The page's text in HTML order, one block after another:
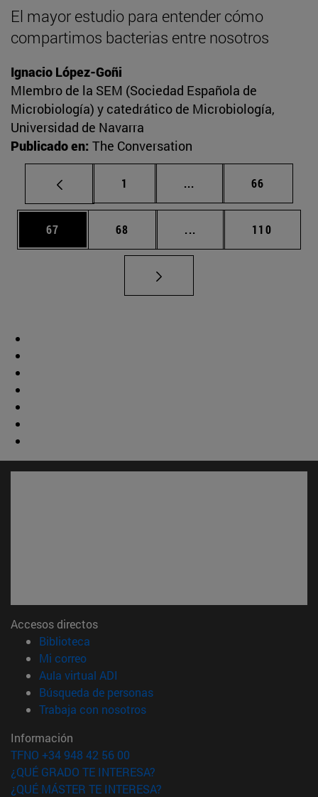
El mayor estudio para entender cómo
compartimos bacterias entre nosotros
Ignacio López-Goñi
MIembro de la SEM (Sociedad Española de
Microbiología) y catedrático de Microbiología,
Universidad de Navarra
Publicado en: The Conversation
Página
1 ... Páginas intermedias
Página
66
Página
67 Página
68 ... Páginas intermedias
Página
110
Accesos directos
Biblioteca
Mi correo(abre en nueva ventana)
Aula virtual ADI
Búsqueda de personas(abre en nueva ventana)
Trabaja con nosotros(abre en nueva ventana)
Información
TFNO +34 948 42 56 00
¿QUÉ GRADO TE INTERESA?
¿QUÉ MÁSTER TE INTERESA?